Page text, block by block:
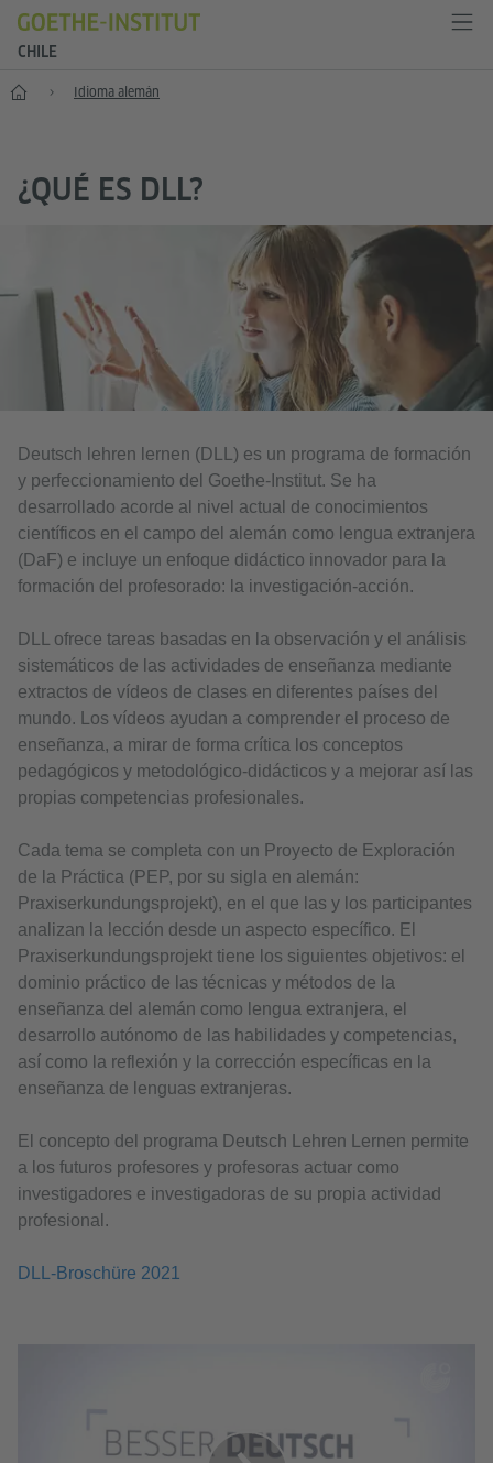
CHILE
Inicio Idioma alemán
¿QUÉ ES DLL?
Deutsch lehren lernen (DLL) es un programa de formación
y perfeccionamiento del Goethe-Institut. Se ha
desarrollado acorde al nivel actual de conocimientos
científicos en el campo del alemán como lengua extranjera
(DaF) e incluye un enfoque didáctico innovador para la
formación del profesorado: la investigación-acción.
DLL ofrece tareas basadas en la observación y el análisis
sistemáticos de las actividades de enseñanza mediante
extractos de vídeos de clases en diferentes países del
mundo. Los vídeos ayudan a comprender el proceso de
enseñanza, a mirar de forma crítica los conceptos
pedagógicos y metodológico-didácticos y a mejorar así las
propias competencias profesionales.
Cada tema se completa con un Proyecto de Exploración
de la Práctica (PEP, por su sigla en alemán:
Praxiserkundungsprojekt), en el que las y los participantes
analizan la lección desde un aspecto específico. El
Praxiserkundungsprojekt tiene los siguientes objetivos: el
dominio práctico de las técnicas y métodos de la
enseñanza del alemán como lengua extranjera, el
desarrollo autónomo de las habilidades y competencias,
así como la reflexión y la corrección específicas en la
enseñanza de lenguas extranjeras.
El concepto del programa Deutsch Lehren Lernen permite
a los futuros profesores y profesoras actuar como
investigadores e investigadoras de su propia actividad
profesional.
DLL-Broschüre 2021